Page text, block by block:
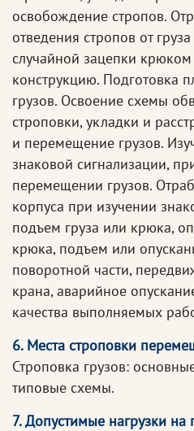
освобождение стропов.
отведения стропов от
случайной зацепки крюком
конструкцию. Подготовка
грузов. Освоение схемы
строповки, укладки и
и перемещение грузов.
знаковой сигнализации,
перемещении грузов.
корпуса при изучении
подъем груза или крюка,
крюка, подъем или
поворотной части,
крана, аварийное
качества выполняемых
6. Места строповки
Строповка грузов:
типовые схемы.
7. Допустимые нагрузки на